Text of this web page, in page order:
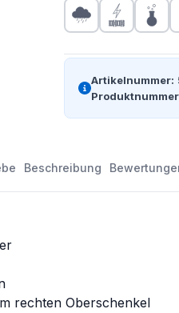
Artikelnummer:
Beschreibung
rechten Oberschenkel